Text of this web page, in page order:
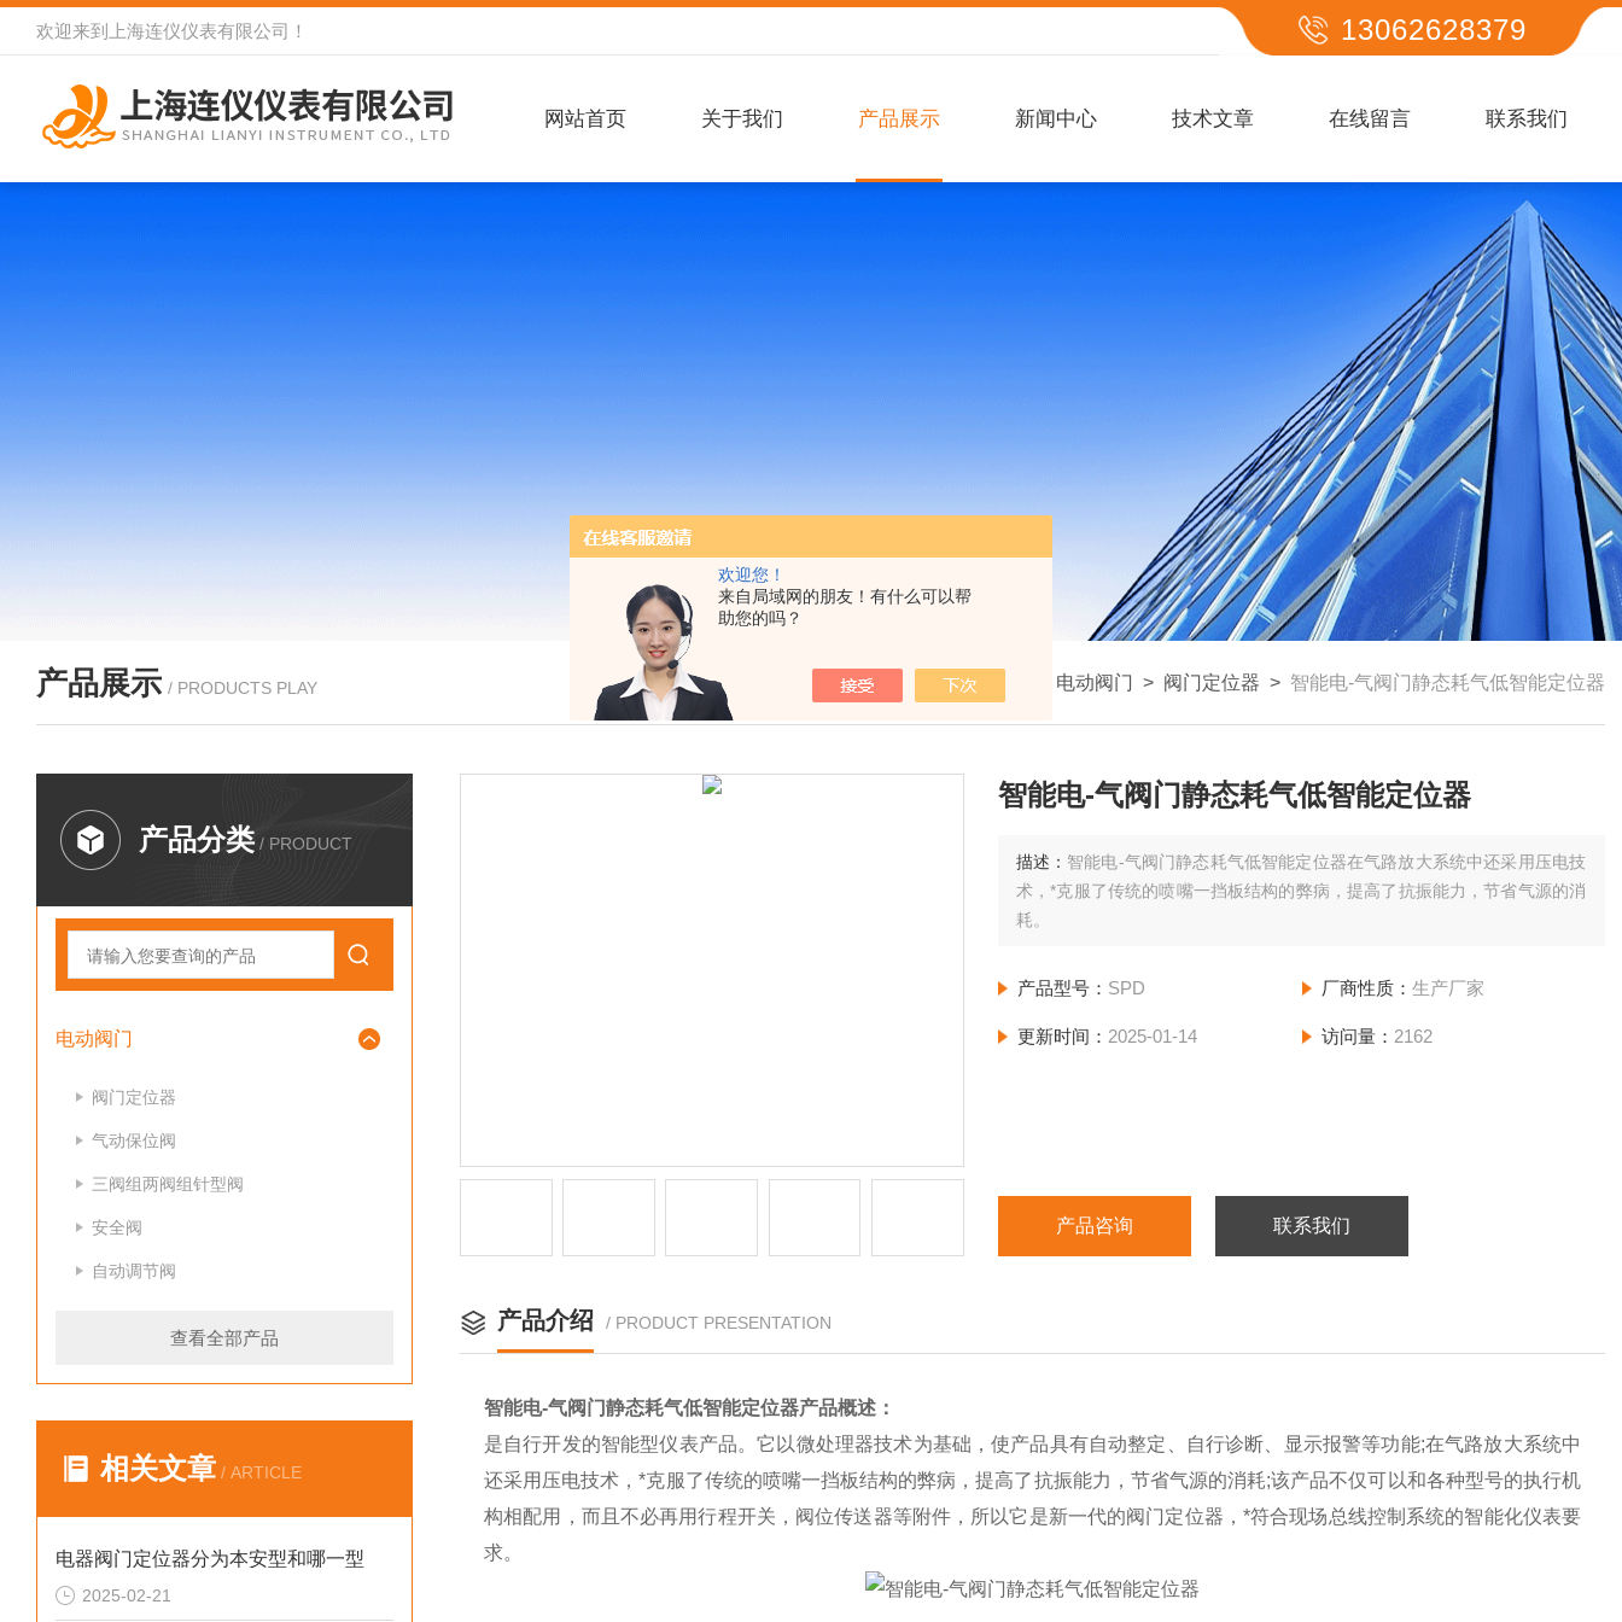
欢迎您！
来自局域网的朋友！有什么可以帮
助您的吗？
欢迎来到 上海连仪仪表有限公司 ！ 13062628379
网站首页 关于我们 产品展示 新闻中心 技术文章 在线留言 联系我们
产品展示 / PRODUCTS PLAY 我的位置： >产品展示 电动阀门 > 阀门定位器 > 智能电-气阀门静态耗气低智能定位器
产品分类 / PRODUCT
电动阀门
阀门定位器
气动保位阀
三阀组两阀组针型阀
安全阀
自动调节阀
查看全部产品
相关文章 / ARTICLE
电器阀门定位器分为本安型和哪一型
2025-02-21
智能电-气阀门静态耗气低智能定位器
描述： 智能电-气阀门静态耗气低智能定位器在气路放大系统中还采用压电技
术，*克服了传统的喷嘴一挡板结构的弊病，提高了抗振能力，节省气源的消
耗。
产品型号： SPD 厂商性质： 生产厂家
更新时间： 2025-01-14 访问量： 2162
产品咨询 联系我们
产品介绍 / PRODUCT PRESENTATION
智能电-气阀门静态耗气低智能定位器产品概述：
是自行开发的智能型仪表产品。它以微处理器技术为基础，使产品具有自动整定、自行诊断、显示报警等功能;在气路放大系统中
还采用压电技术，*克服了传统的喷嘴一挡板结构的弊病，提高了抗振能力，节省气源的消耗;该产品不仅可以和各种型号的执行机
构相配用，而且不必再用行程开关，阀位传送器等附件，所以它是新一代的阀门定位器，*符合现场总线控制系统的智能化仪表要
求。